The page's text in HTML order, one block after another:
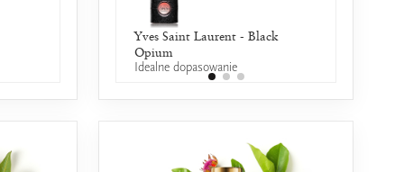
25% wspólnych nut zapachowych
Lancôme - Hypnose
25% wspólnych nut zapachowych
Yves Saint Laurent - Black
Opium
Idealne dopasowanie